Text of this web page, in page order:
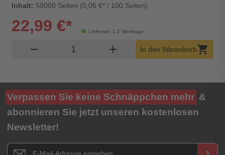
Inhalt: 50000 Seiten (0,05 €* / 100 Seiten)
Lieferzeit: 1-2 Werktage
22,99 €*
remove Produkt Warenkorb Menge
add In den Warenkorbshopping_cart
Verpassen Sie keine Schnäppchen mehr &
abonnieren Sie jetzt unseren kostenlosen
Newsletter!
Newsletter E-Mail Adresse